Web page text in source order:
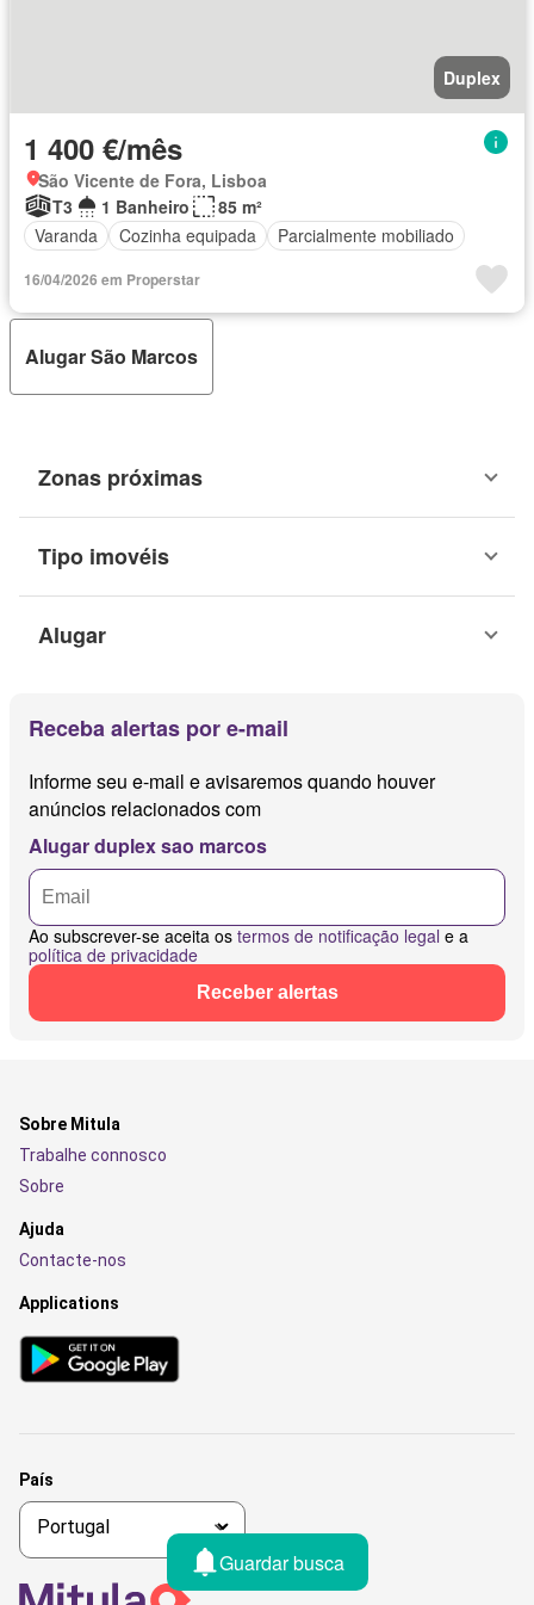
Duplex
1 400 €/mês
São Vicente de Fora, Lisboa
T3
1 Banheiro
85 m²
Varanda
Cozinha equipada Parcialmente mobiliado
16/04/2026 em Properstar
Alugar São Marcos
Zonas próximas
Tipo imovéis
Alugar
Receba alertas por e-mail
Informe seu e-mail e avisaremos quando houver
anúncios relacionados com
Alugar duplex sao marcos
Ao subscrever-se aceita os termos de notificação legal e a
política de privacidade
Receber alertas
Guardar busca
Sobre Mitula
Trabalhe connosco
Sobre
Ajuda
Contacte-nos
Applications
País